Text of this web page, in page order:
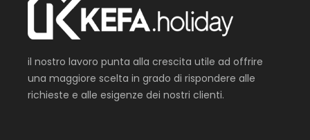
il nostro lavoro punta alla crescita utile ad offrire
una maggiore scelta in grado di rispondere alle
richieste e alle esigenze dei nostri clienti.